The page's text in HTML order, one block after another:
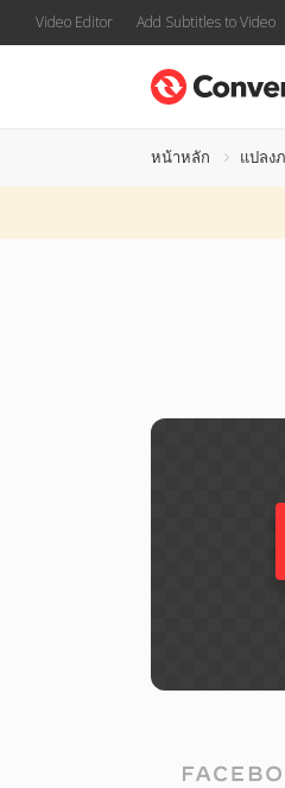
Video Editor Add Subtitles to Video
หน้าหลัก แปลง